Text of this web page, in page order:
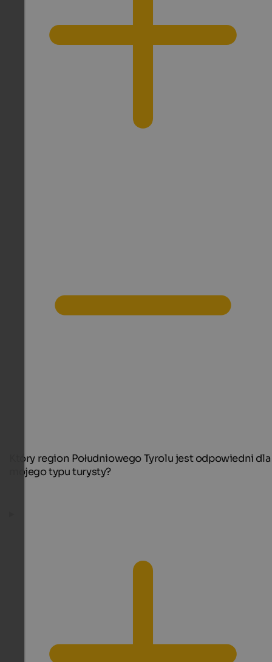
Który region Południowego Tyrolu jest odpowiedni dla
mojego typu turysty?